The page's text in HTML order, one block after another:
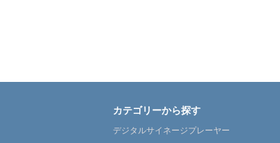
カテゴリーから探す
デジタルサイネージプレーヤー